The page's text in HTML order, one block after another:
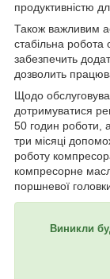
продуктивністю
Також важливим
стабільна
забезпечить
дозволить
Щодо
дотримуватися
50 годин роботи,
три місяці
роботу
компресорне
поршневої
Виникли